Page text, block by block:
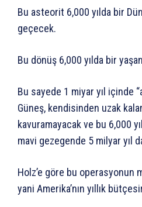
Bu asteorit 6,000 yılda bir
geçecek.
Bu dönüş 6,000 yılda bir
Bu sayede 1 miyar yıl içinde
Güneş, kendisinden uzak kalan
kavuramayacak ve bu 6,000
mavi gezegende 5 milyar yıl
Holz’e göre bu operasyonun
yani Amerika’nın yıllık